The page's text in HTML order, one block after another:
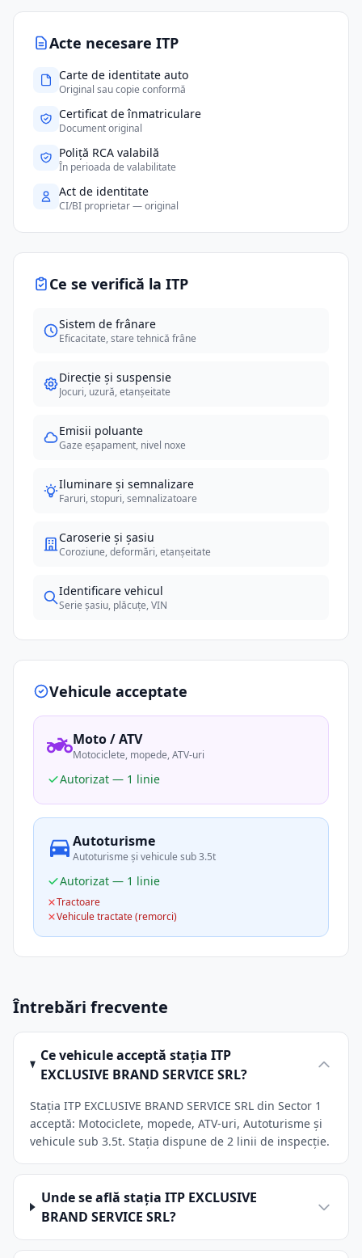
Acte necesare ITP
Carte de identitate auto
Original sau copie conformă
Certificat de înmatriculare
Document original
Poliță RCA valabilă
În perioada de valabilitate
Act de identitate
CI/BI proprietar — original
Ce se verifică la ITP
Sistem de frânare
Eficacitate, stare tehnică frâne
Direcție și suspensie
Jocuri, uzură, etanșeitate
Emisii poluante
Gaze eșapament, nivel noxe
Iluminare și semnalizare
Faruri, stopuri, semnalizatoare
Caroserie și șasiu
Coroziune, deformări, etanșeitate
Identificare vehicul
Serie șasiu, plăcuțe, VIN
Vehicule acceptate
Moto / ATV
Motociclete, mopede, ATV-uri
Autorizat — 1 linie
Autoturisme
Autoturisme și vehicule sub 3.5t
Autorizat — 1 linie
Tractoare
Vehicule tractate (remorci)
Întrebări frecvente
Ce vehicule acceptă stația ITP
EXCLUSIVE BRAND SERVICE SRL?
Stația ITP EXCLUSIVE BRAND SERVICE SRL din Sector 1
acceptă: Motociclete, mopede, ATV-uri, Autoturisme și
vehicule sub 3.5t. Stația dispune de 2 linii de inspecție.
Unde se află stația ITP EXCLUSIVE
BRAND SERVICE SRL?